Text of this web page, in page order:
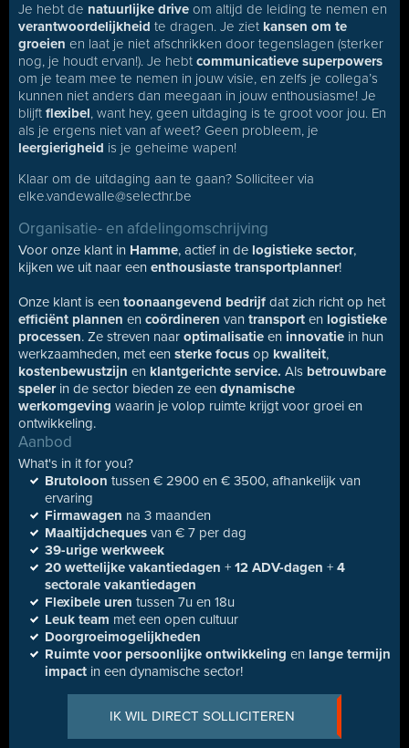
Je hebt de natuurlijke drive om altijd de leiding te nemen en
verantwoordelijkheid te dragen. Je ziet kansen om te
groeien en laat je niet afschrikken door tegenslagen (sterker
nog, je houdt ervan!). Je hebt communicatieve superpowers
om je team mee te nemen in jouw visie, en zelfs je collega’s
kunnen niet anders dan meegaan in jouw enthousiasme! Je
blijft flexibel, want hey, geen uitdaging is te groot voor jou. En
als je ergens niet van af weet? Geen probleem, je
leergierigheid is je geheime wapen!
Klaar om de uitdaging aan te gaan? Solliciteer via
elke.vandewalle@selecthr.be
Organisatie- en afdelingomschrijving
Voor onze klant in Hamme, actief in de logistieke sector,
kijken we uit naar een enthousiaste transportplanner!
Onze klant is een toonaangevend bedrijf dat zich richt op het
efficiënt plannen en coördineren van transport en logistieke
processen. Ze streven naar optimalisatie en innovatie in hun
werkzaamheden, met een sterke focus op kwaliteit,
kostenbewustzijn en klantgerichte service. Als betrouwbare
spelerin de sector bieden ze een dynamische
werkomgeving waarin je volop ruimte krijgt voor groei en
ontwikkeling.
Aanbod
What's in it for you?
Brutoloon tussen € 2900 en € 3500, afhankelijk van
ervaring
Firmawagen na 3 maanden
Maaltijdcheques van € 7 per dag
39-urige werkweek
20 wettelijke vakantiedagen + 12 ADV-dagen + 4
sectorale vakantiedagen
Flexibele uren tussen 7u en 18u
Leuk team met een open cultuur
Doorgroeimogelijkheden
Ruimte voor persoonlijke ontwikkeling en lange termijn
impact in een dynamische sector!
IK WIL DIRECT SOLLICITEREN